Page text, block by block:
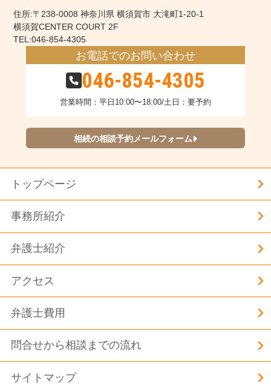
住所:〒238-0008 神奈川県 横須賀市 大滝町1-20-1
横須賀CENTER COURT 2F
TEL:046-854-4305
お電話でのお問い合わせ
046-854-4305
営業時間：平日10:00〜18:00/土日：要予約
相続の相談予約メールフォーム
トップページ
事務所紹介
弁護士紹介
アクセス
弁護士費用
問合せから相談までの流れ
サイトマップ